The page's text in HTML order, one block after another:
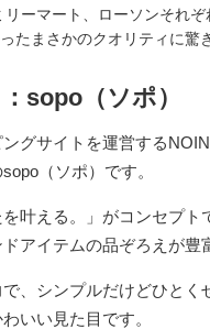
ーマート、ローソンそれ
たまさかのクオリティに驚
sopo（ソポ）
グサイトを運営する
（ソポ）です。
を叶える。」がコンセプ
アイテムの品ぞろえが豊
、シンプルだけどひとく
いい見た目です。